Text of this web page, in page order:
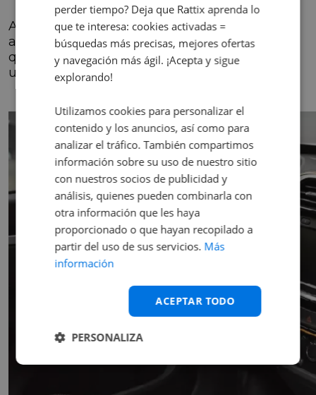
Además, al activar el modo Eco, se mejora la
autonomía ya que la velocidad del Spring
queda limitada a 100 km/h, lo que resulta en
un ahorro energético de hasta el 9%.
perder tiempo? Deja que Rattix aprenda lo
que te interesa: cookies activadas =
búsquedas más precisas, mejores ofertas
y navegación más ágil. ¡Acepta y sigue
explorando!
Utilizamos cookies para personalizar el
contenido y los anuncios, así como para
analizar el tráfico. También compartimos
información sobre su uso de nuestro sitio
con nuestros socios de publicidad y
análisis, quienes pueden combinarla con
otra información que les haya
proporcionado o que hayan recopilado a
partir del uso de sus servicios. Más
información
ACEPTAR TODO
PERSONALIZA